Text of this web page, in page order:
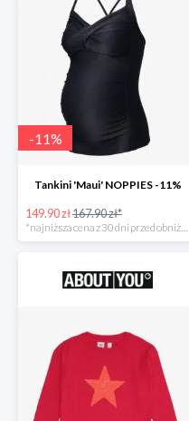
-11%
Tankini 'Maui' NOPPIES -11%
149.90 zł167.90 zł*
*najniższa cena z 30 dni przed obniżką